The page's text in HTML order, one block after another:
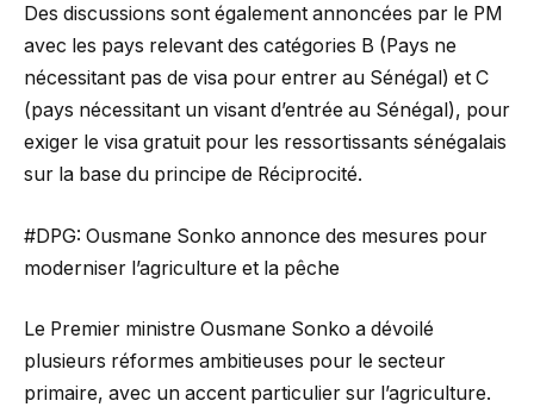
Des discussions sont également annoncées par le PM
avec les pays relevant des catégories B (Pays ne
nécessitant pas de visa pour entrer au Sénégal) et C
(pays nécessitant un visant d’entrée au Sénégal), pour
exiger le visa gratuit pour les ressortissants sénégalais
sur la base du principe de Réciprocité.
#DPG: Ousmane Sonko annonce des mesures pour
moderniser l’agriculture et la pêche
Le Premier ministre Ousmane Sonko a dévoilé
plusieurs réformes ambitieuses pour le secteur
primaire, avec un accent particulier sur l’agriculture.